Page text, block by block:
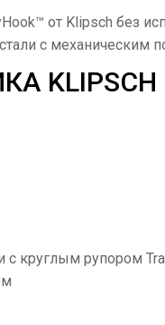
от Klipsch без
с
с круглым рупором